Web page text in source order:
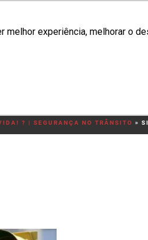
melhor experiência, melhorar o
? | SEGURANÇA NO TRÂNSITO »